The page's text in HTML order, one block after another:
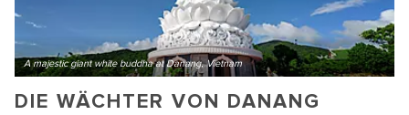
A majestic giant white buddha at Danang, Vietnam
DIE WÄCHTER VON DANANG